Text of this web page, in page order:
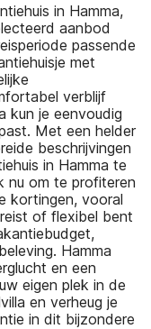
in Hamma,
aanbod
passende
met
verblijf
kun je eenvoudig
Met een helder
beschrijvingen
in Hamma te
nu om te profiteren
kortingen, vooral
of flexibel bent
Hamma
en een
eigen plek in de
en verheug je
in dit bijzondere